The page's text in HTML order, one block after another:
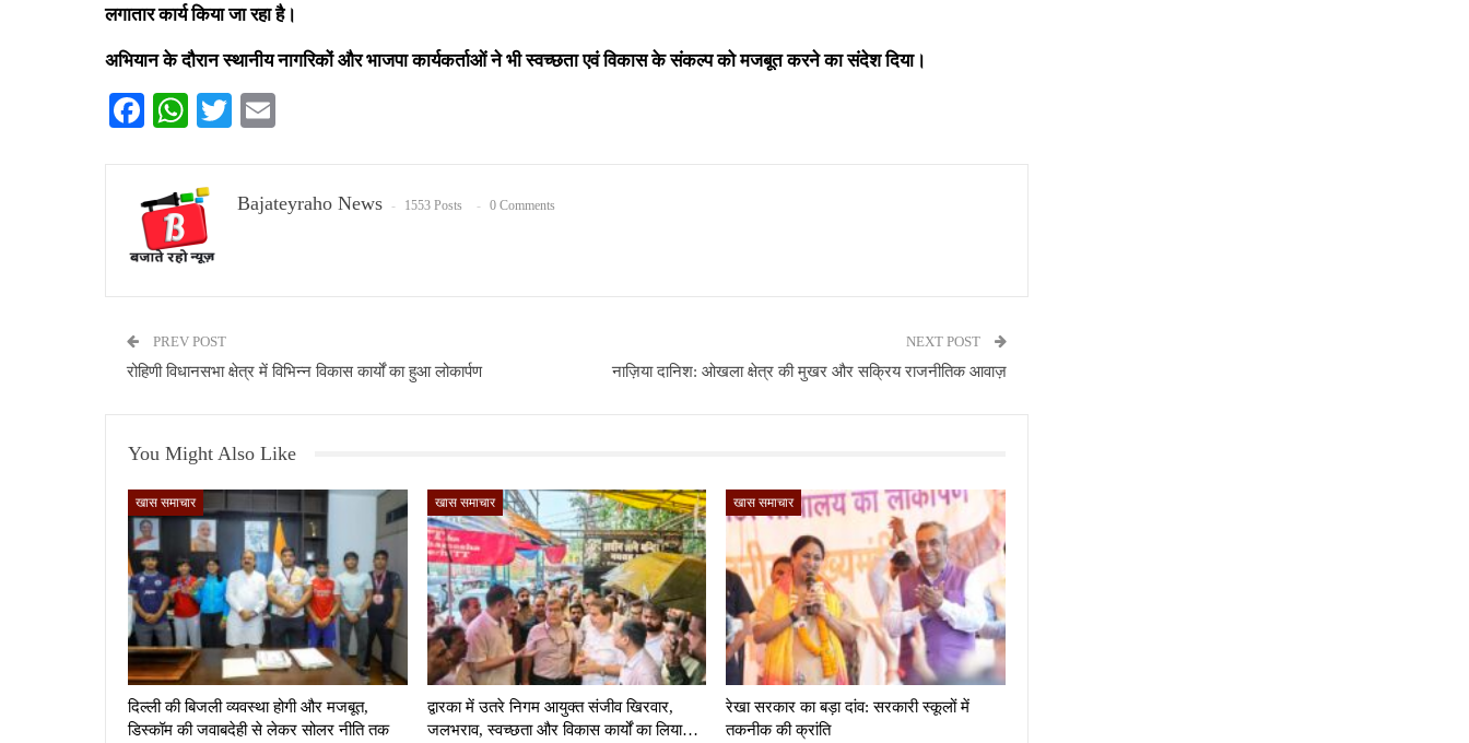
लगातार कार्य किया जा रहा है।
अभियान के दौरान स्थानीय नागरिकों और भाजपा कार्यकर्ताओं ने भी स्वच्छता एवं विकास के संकल्प को मजबूत करने का संदेश दिया।
Facebook
WhatsApp
Twitter
Bajateyraho News 1553 Posts 0 Comments
PREV POST
रोहिणी विधानसभा क्षेत्र में विभिन्न विकास कार्यों का हुआ लोकार्पण
NEXT POST
नाज़िया दानिश: ओखला क्षेत्र की मुखर और सक्रिय राजनीतिक आवाज़
You Might Also Like
खास समाचार
दिल्ली की बिजली व्यवस्था होगी और मजबूत,
डिस्कॉम की जवाबदेही से लेकर सोलर नीति तक
खास समाचार
द्वारका में उतरे निगम आयुक्त संजीव खिरवार,
जलभराव, स्वच्छता और विकास कार्यों का लिया…
खास समाचार
रेखा सरकार का बड़ा दांव: सरकारी स्कूलों में
तकनीक की क्रांति